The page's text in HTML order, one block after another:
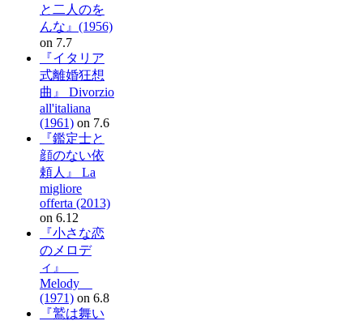
と二人のを
んな』(1956)
on 7.7
『イタリア
式離婚狂想
曲』 Divorzio
all'italiana
(1961)on 7.6
『鑑定士と
顔のない依
頼人』 La
migliore
offerta (2013)
on 6.12
『小さな恋
のメロデ
ィ』
Melody
(1971)on 6.8
『鷲は舞い